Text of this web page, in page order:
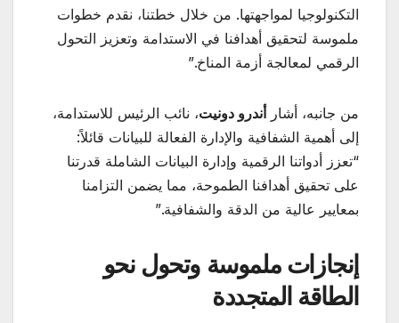
التكنولوجيا لمواجهتها. من خلال خطتنا، نقدم خطوات
ملموسة لتحقيق أهدافنا في الاستدامة وتعزيز التحول
الرقمي لمعالجة أزمة المناخ.”
من جانبه، أشارأندرو دونيت، نائب الرئيس للاستدامة،
إلى أهمية الشفافية والإدارة الفعالة للبيانات قائلاً:
“تعزز أدواتنا الرقمية وإدارة البيانات الشاملة قدرتنا
على تحقيق أهدافنا الطموحة، مما يضمن التزامنا
بمعايير عالية من الدقة والشفافية.”
إنجازات ملموسة وتحول نحو
الطاقة المتجددة